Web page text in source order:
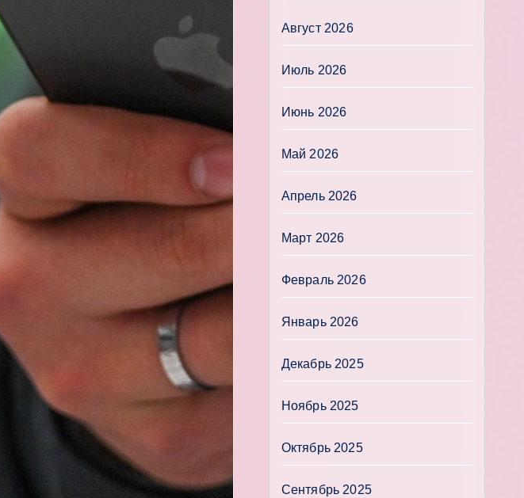
Август 2026
Июль 2026
Июнь 2026
Май 2026
Апрель 2026
Март 2026
Февраль 2026
Январь 2026
Декабрь 2025
Ноябрь 2025
Октябрь 2025
Сентябрь 2025